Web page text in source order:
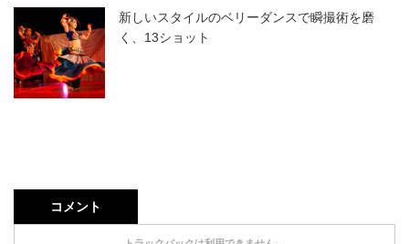
新しいスタイルのベリーダンスで瞬撮術を磨
く、13ショット
コメント